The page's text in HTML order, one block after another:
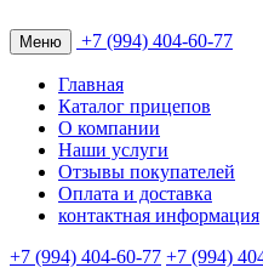
Меню +7 (994) 404-60-77
Главная
Каталог прицепов
О компании
Наши услуги
Отзывы покупателей
Оплата и доставка
контактная информация
+7 (994) 404-60-77 +7 (994)